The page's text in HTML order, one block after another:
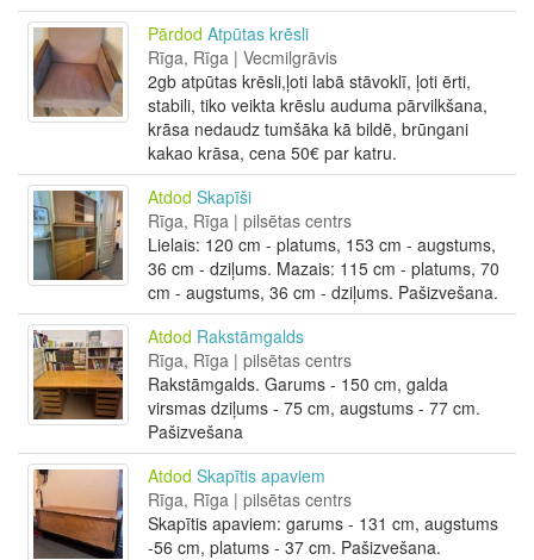
Pārdod Atpūtas krēsli
Rīga, Rīga | Vecmilgrāvis
2gb atpūtas krēsli,ļoti labā stāvoklī, ļoti ērti,
stabili, tiko veikta krēslu auduma pārvilkšana,
krāsa nedaudz tumšāka kā bildē, brūngani
kakao krāsa, cena 50€ par katru.
Atdod Skapīši
Rīga, Rīga | pilsētas centrs
Lielais: 120 cm - platums, 153 cm - augstums,
36 cm - dziļums. Mazais: 115 cm - platums, 70
cm - augstums, 36 cm - dziļums. Pašizvešana.
Atdod Rakstāmgalds
Rīga, Rīga | pilsētas centrs
Rakstāmgalds. Garums - 150 cm, galda
virsmas dziļums - 75 cm, augstums - 77 cm.
Pašizvešana
Atdod Skapītis apaviem
Rīga, Rīga | pilsētas centrs
Skapītis apaviem: garums - 131 cm, augstums
-56 cm, platums - 37 cm. Pašizvešana.